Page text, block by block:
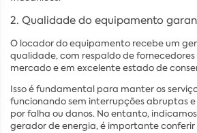
2. Qualidade do equipamento
O locador do equipamento recebe um
qualidade, com respaldo de
mercado e em excelente estado de
Isso é fundamental para manter os
funcionando sem interrupções abruptas
por falha ou danos. No entanto,
gerador de energia, é importante